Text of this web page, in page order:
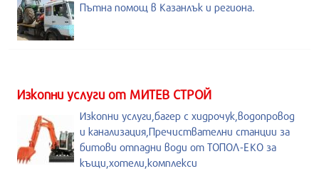
Пътна помощ в Казанлък и региона.
Изкопни услуги от МИТЕВ СТРОЙ
Изкопни услуги,багер с хидрочук,водопровод
и канализация,Пречиствателни станции за
битови отпадни води от ТОПОЛ-ЕКО за
къщи,хотели,комплекси